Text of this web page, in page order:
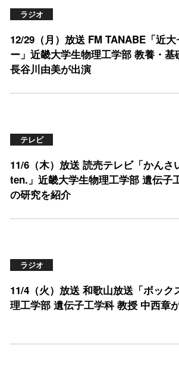
ラジオ
12/29（月）放送 FM TANABE「近
ー」近畿大学生物理工学部 教養・
長谷川由美が出演
テレビ
11/6（木）放送 読売テレビ「かんさ
ten.」近畿大学生物理工学部 遺伝子
の研究を紹介
ラジオ
11/4（火）放送 和歌山放送「ボック
理工学部 遺伝子工学科 教授 中西章